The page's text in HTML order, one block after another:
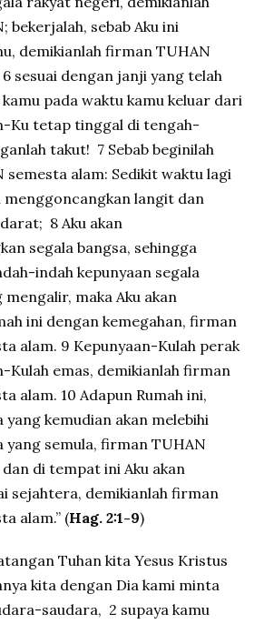
bekerjalah, sebab Aku ini
demikianlah firman TUHAN
sesuai dengan janji yang telah
pada waktu kamu keluar dari
Ku tetap tinggal di tengah-
takut! 7 Sebab beginilah
alam: Sedikit waktu lagi
menggoncangkan langit dan
8 Aku akan
segala bangsa, sehingga
indah kepunyaan segala
maka Aku akan
ini dengan kemegahan, firman
alam. 9 Kepunyaan-Kulah perak
Kulah emas, demikianlah firman
alam. 10 Adapun Rumah ini,
yang kemudian akan melebihi
yang semula, firman TUHAN
di tempat ini Aku akan
sejahtera, demikianlah firman
alam.” (Hag. 2:1-9)
Tuhan kita Yesus Kristus
kita dengan Dia kami minta
saudara, 2 supaya kamu